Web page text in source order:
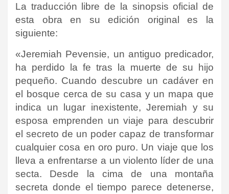
La traducción libre de la sinopsis oficial de
esta obra en su edición original es la
siguiente:
«Jeremiah Pevensie, un antiguo predicador,
ha perdido la fe tras la muerte de su hijo
pequeño. Cuando descubre un cadáver en
el bosque cerca de su casa y un mapa que
indica un lugar inexistente, Jeremiah y su
esposa emprenden un viaje para descubrir
el secreto de un poder capaz de transformar
cualquier cosa en oro puro. Un viaje que los
lleva a enfrentarse a un violento líder de una
secta. Desde la cima de una montaña
secreta donde el tiempo parece detenerse,